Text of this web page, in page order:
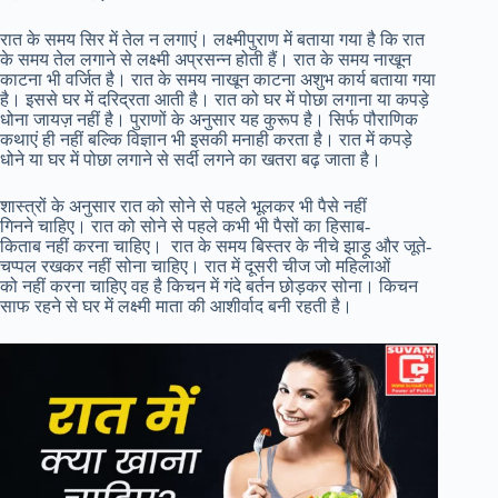
रात के समय सिर में तेल न लगाएं। लक्ष्मीपुराण में बताया गया है कि रात
के समय तेल लगाने से लक्ष्मी अप्रसन्न होती हैं। रात के समय नाखून
काटना भी वर्जित है। रात के समय नाखून काटना अशुभ कार्य बताया गया
है। इससे घर में दरिद्रता आती है। रात को घर में पोछा लगाना या कपड़े
धोना जायज़ नहीं है। पुराणों के अनुसार यह कुरूप है। सिर्फ पौराणिक
कथाएं ही नहीं बल्कि विज्ञान भी इसकी मनाही करता है। रात में कपड़े
धोने या घर में पोछा लगाने से सर्दी लगने का खतरा बढ़ जाता है।
शास्त्रों के अनुसार रात को सोने से पहले भूलकर भी पैसे नहीं
गिनने चाहिए। रात को सोने से पहले कभी भी पैसों का हिसाब-
किताब नहीं करना चाहिए। रात के समय बिस्तर के नीचे झाड़ू और जूते-
चप्पल रखकर नहीं सोना चाहिए। रात में दूसरी चीज जो महिलाओं
को नहीं करना चाहिए वह है किचन में गंदे बर्तन छोड़कर सोना। किचन
साफ रहने से घर में लक्ष्मी माता की आशीर्वाद बनी रहती है।